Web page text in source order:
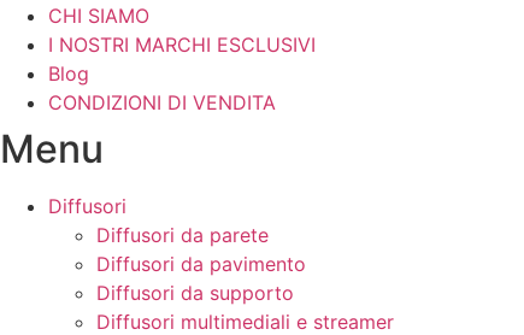
CHI SIAMO
I NOSTRI MARCHI ESCLUSIVI
Blog
CONDIZIONI DI VENDITA
Menu
Diffusori
Diffusori da parete
Diffusori da pavimento
Diffusori da supporto
Diffusori multimediali e streamer